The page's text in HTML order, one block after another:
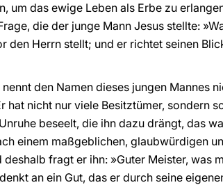
um das ewige Leben als Erbe zu
die der junge Mann Jesus stellte:
den Herrn stellt; und er richtet seinen
den Namen dieses jungen Mannes
hat nicht nur viele Besitztümer, sondern
beseelt, die ihn dazu drängt, das
einem maßgeblichen, glaubwürdigen
fragt er ihn: »Guter Meister, was
an ein Gut, das er durch seine